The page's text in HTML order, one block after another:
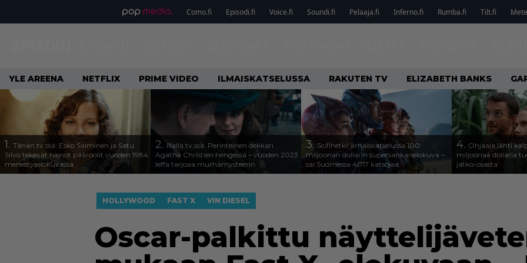
Como.fi Episodi.fi Voice.fi Soundi.fi Pelaaja.fi Inferno.fi Rumba.fi Tilt.fi
YLE AREENA NETFLIX PRIME VIDEO ILMAISKATSELUSSA RAKUTEN TV ELIZABETH BANKS
1. Tänän tv:ssä: Esko Salminen ja Satu
Silvo tekevät hienot pääroolit vuoden 1984
menestyselokuvassa
2. Illalla tv:ssä: Perinteinen dekkari
Agatha Christien hengessä – vuoden 2023
leffa tarjoaa murhamysteerin
3. Scifihetki: Ilmaiskatselussa 100
miljoonan dollarin supersankarielokuva –
sai Suomessa 4017 katsojaa
4. Ohjaaja lähti
miljoonaa dollaria
jatko-osasta
HOLLYWOOD FAST X VIN DIESEL
Oscar-palkittu